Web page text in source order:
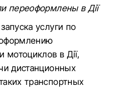
переоформлены в Дії
услуги по
в Дії,
дистанционных
транспортных